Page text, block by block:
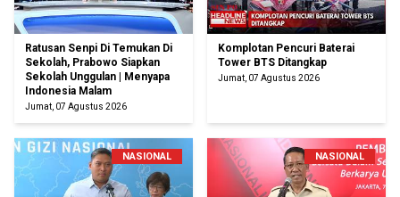
Ratusan Senpi Di Temukan Di
Sekolah, Prabowo Siapkan
Sekolah Unggulan | Menyapa
Indonesia Malam
Jumat, 07 Agustus 2026
Komplotan Pencuri Baterai
Tower BTS Ditangkap
Jumat, 07 Agustus 2026
NASIONAL NASIONAL